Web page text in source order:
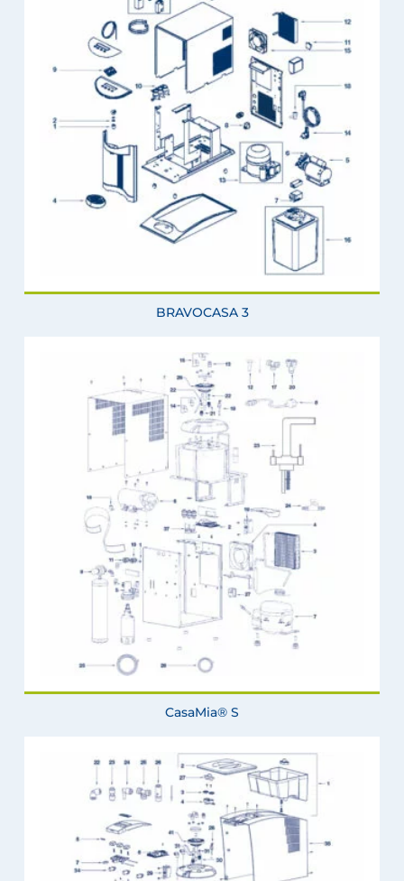
BRAVOCASA 3
CasaMia® S